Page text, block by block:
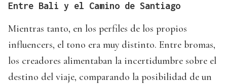
Entre Bali y el Camino de Santiago
Mientras tanto, en los perfiles de los propios
influencers, el tono era muy distinto. Entre bromas,
los creadores alimentaban la incertidumbre sobre el
destino del viaje, comparando la posibilidad de un